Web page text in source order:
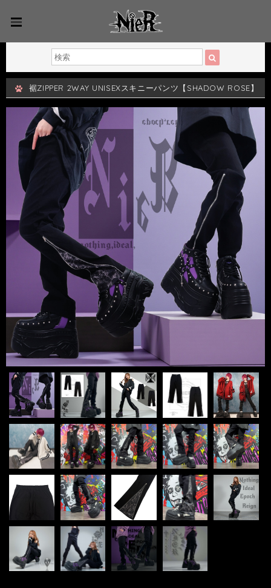
裾ZIPPER 2WAY UNISEXスキニーパンツ【SHADOW ROSE】